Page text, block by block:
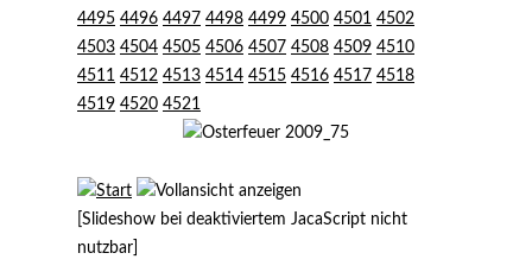
4495 4496 4497 4498 4499 4500 4501 4502
4503 4504 4505 4506 4507 4508 4509 4510
4511 4512 4513 4514 4515 4516 4517 4518
4519 4520 4521
[Slideshow bei deaktiviertem JacaScript nicht
nutzbar]